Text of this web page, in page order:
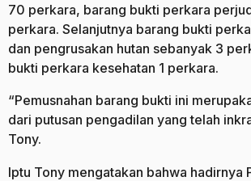
70 perkara, barang bukti perkara
perkara. Selanjutnya barang bukti
dan pengrusakan hutan sebanyak 3
bukti perkara kesehatan 1 perkara.
“Pemusnahan barang bukti ini
dari putusan pengadilan yang telah
Tony.
Iptu Tony mengatakan bahwa hadirnya